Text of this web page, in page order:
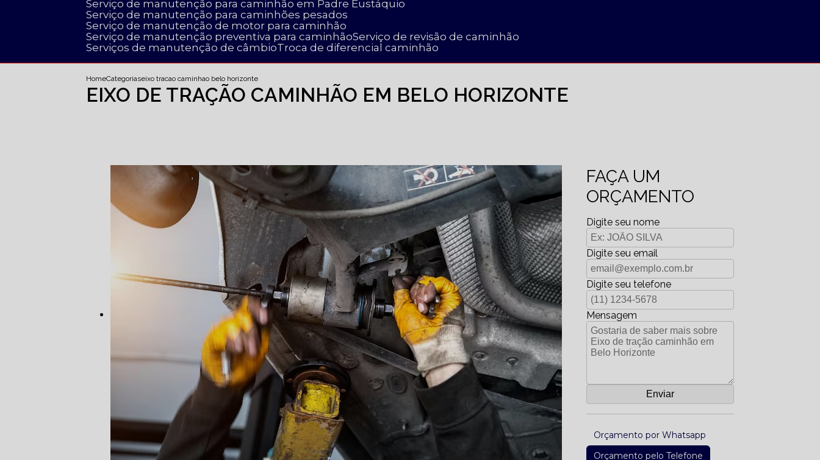
Serviço de manutenção para caminhão em Padre Eustáquio
Serviço de manutenção para caminhões pesados
Serviço de manutenção de motor para caminhão
Serviço de manutenção preventiva para caminhão Serviço de revisão de caminhão
Serviços de manutenção de câmbio
Troca de diferencial caminhão
HomeCategoriaseixo tracao caminhao belo horizonte
EIXO DE TRAÇÃO CAMINHÃO EM BELO HORIZONTE
FAÇA UM
ORÇAMENTO
Digite seu nome
Digite seu email
Digite seu telefone
Mensagem
Orçamento por Whatsapp
Orçamento pelo Telefone